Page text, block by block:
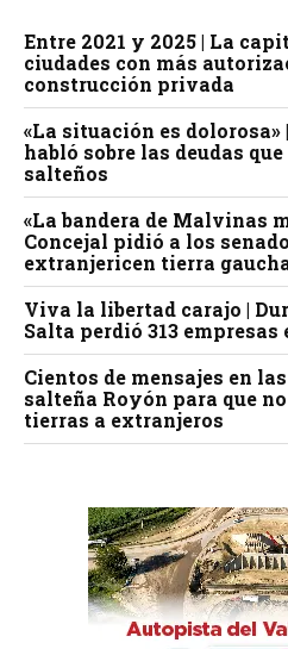
Entre 2021 y 2025 | La
ciudades con más
construcción privada
«La situación es
habló sobre las deudas
salteños
«La bandera de Malvinas
Concejal pidió a los
extranjericen tierra
Viva la libertad carajo |
Salta perdió 313 empresas
Cientos de mensajes en
salteña Royón para que
tierras a extranjeros